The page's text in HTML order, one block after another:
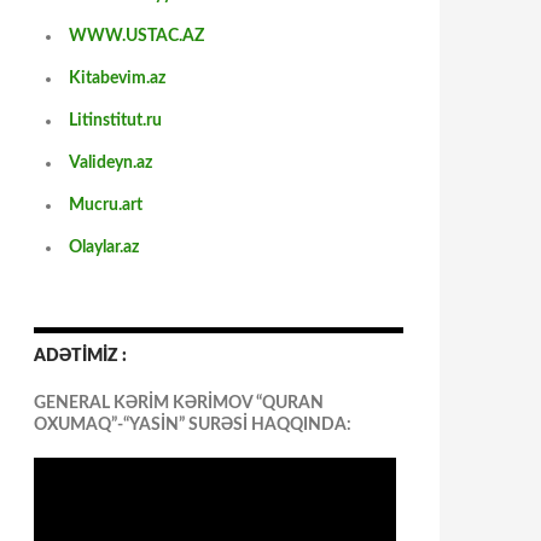
WWW.USTAC.AZ
Kitabevim.az
Litinstitut.ru
Valideyn.az
Mucru.art
Olaylar.az
ADƏTİMİZ :
GENERAL KƏRİM KƏRİMOV “QURAN
OXUMAQ”-“YASİN” SURƏSİ HAQQINDA: